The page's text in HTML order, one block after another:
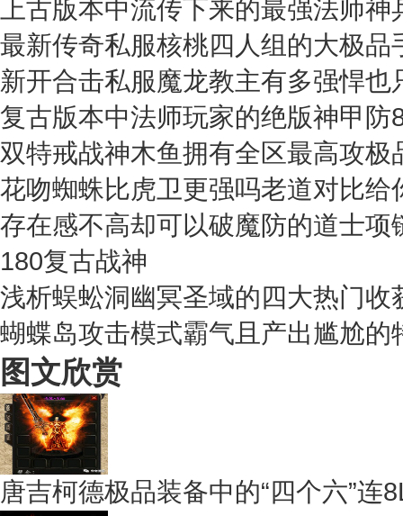
上古版本中流传下来的最强法师神
最新传奇私服核桃四人组的大极品
新开合击私服魔龙教主有多强悍
复古版本中法师玩家的绝版神甲防
双特戒战神木鱼拥有全区最高攻极
花吻蜘蛛比虎卫更强吗老道对比给
存在感不高却可以破魔防的道士项
180复古战神
浅析蜈蚣洞幽冥圣域的四大热门收
蝴蝶岛攻击模式霸气且产出尴尬的
图文欣赏
唐吉柯德极品装备中的“四个六”连